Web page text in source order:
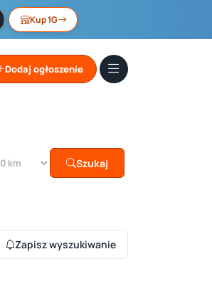
Kup 1G
Dodaj ogłoszenie
Szukaj
Zapisz wyszukiwanie